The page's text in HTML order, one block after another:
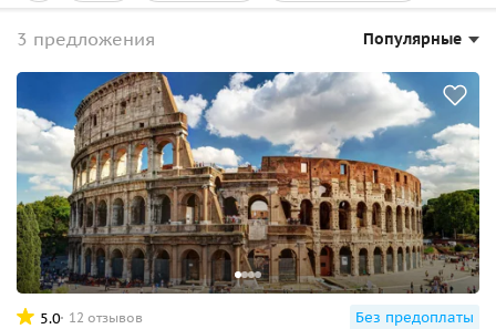
3 предложения Популярные
5.0 12 отзывов Без предоплаты